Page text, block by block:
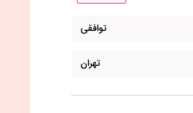
توافقی
تهران